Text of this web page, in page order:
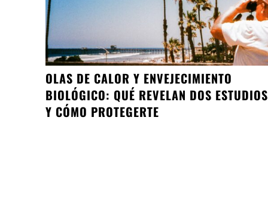
OLAS DE CALOR Y ENVEJECIMIENTO
BIOLÓGICO: QUÉ REVELAN DOS ESTUDIOS
Y CÓMO PROTEGERTE